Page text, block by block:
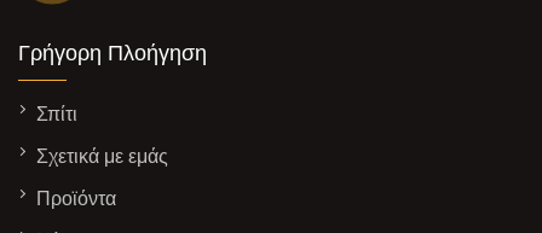
Γρήγορη Πλοήγηση
Σπίτι
Σχετικά με εμάς
Προϊόντα